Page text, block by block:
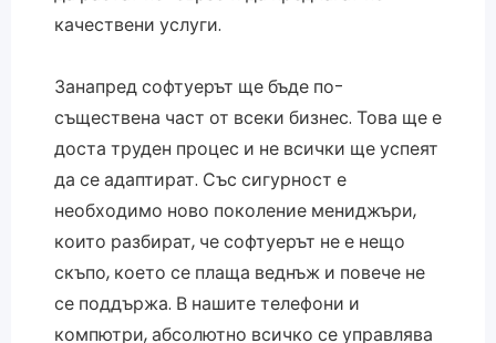
качествени услуги.
Занапред софтуерът ще бъде по-
съществена част от всеки бизнес. Това ще е
доста труден процес и не всички ще успеят
да се адаптират. Със сигурност е
необходимо ново поколение мениджъри,
които разбират, че софтуерът не е нещо
скъпо, което се плаща веднъж и повече не
се поддържа. В нашите телефони и
компютри, абсолютно всичко се управлява